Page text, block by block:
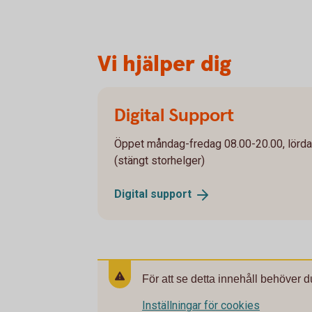
Vi hjälper dig
Digital Support
Öppet måndag-fredag 08.00-20.00,
(stängt storhelger)
Digital support
För att se detta innehåll behöver
Inställningar för cookies